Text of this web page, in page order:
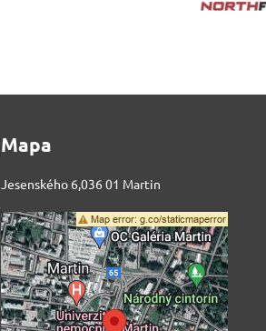
Mapa
Jesenského 6,036 01 Martin
Externý obsah je
blokovaný Voľbami
súkromia